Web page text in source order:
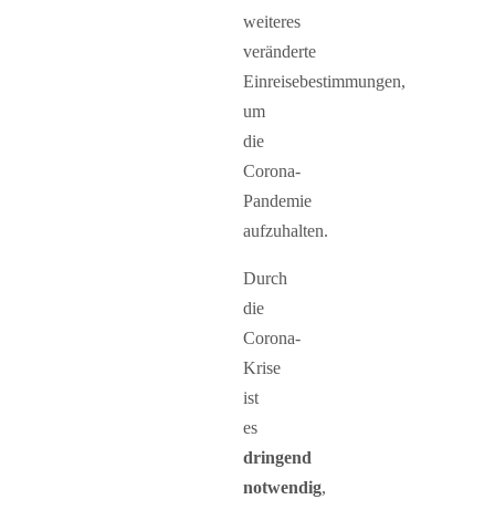
weiteres
veränderte
Einreisebestimmungen,
um
die
Corona-
Pandemie
aufzuhalten.
Durch
die
Corona-
Krise
ist
es
dringend
notwendig,